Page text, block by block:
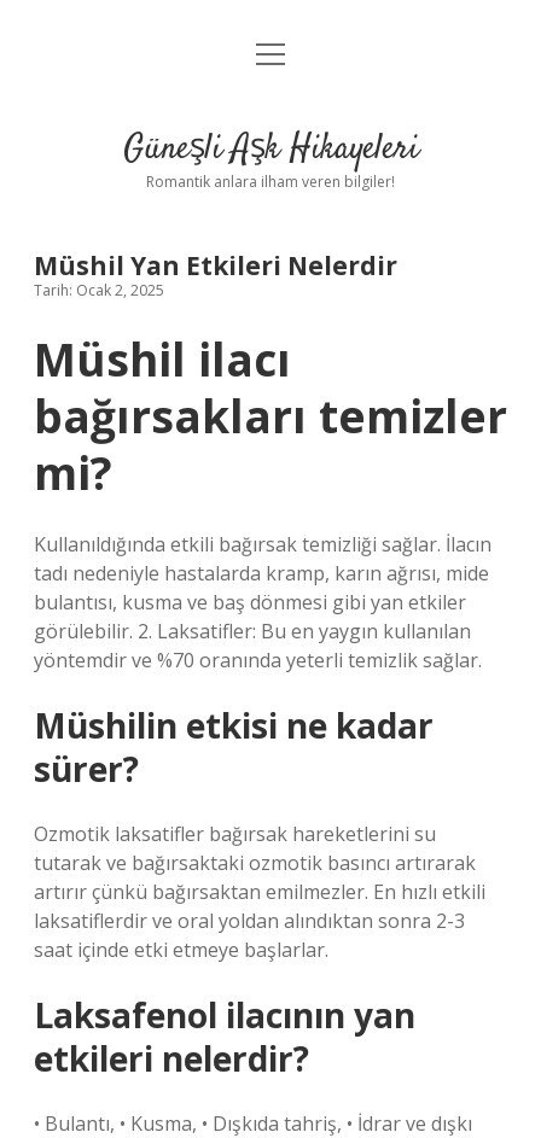
Anasayfa
Yasal Uyarı
menüyü
Güneşli Aşk Hikayeleri
Romantik anlara ilham veren bilgiler!
Müshil Yan Etkileri Nelerdir
Tarih: Ocak 2, 2025
Müshil ilacı
bağırsakları temizler
mi?
Kullanıldığında etkili bağırsak temizliği sağlar. İlacın
tadı nedeniyle hastalarda kramp, karın ağrısı, mide
bulantısı, kusma ve baş dönmesi gibi yan etkiler
görülebilir. 2. Laksatifler: Bu en yaygın kullanılan
yöntemdir ve %70 oranında yeterli temizlik sağlar.
Müshilin etkisi ne kadar
sürer?
Ozmotik laksatifler bağırsak hareketlerini su
tutarak ve bağırsaktaki ozmotik basıncı artırarak
artırır çünkü bağırsaktan emilmezler. En hızlı etkili
laksatiflerdir ve oral yoldan alındıktan sonra 2-3
saat içinde etki etmeye başlarlar.
Laksafenol ilacının yan
etkileri nelerdir?
• Bulantı, • Kusma, • Dışkıda tahriş, • İdrar ve dışkı